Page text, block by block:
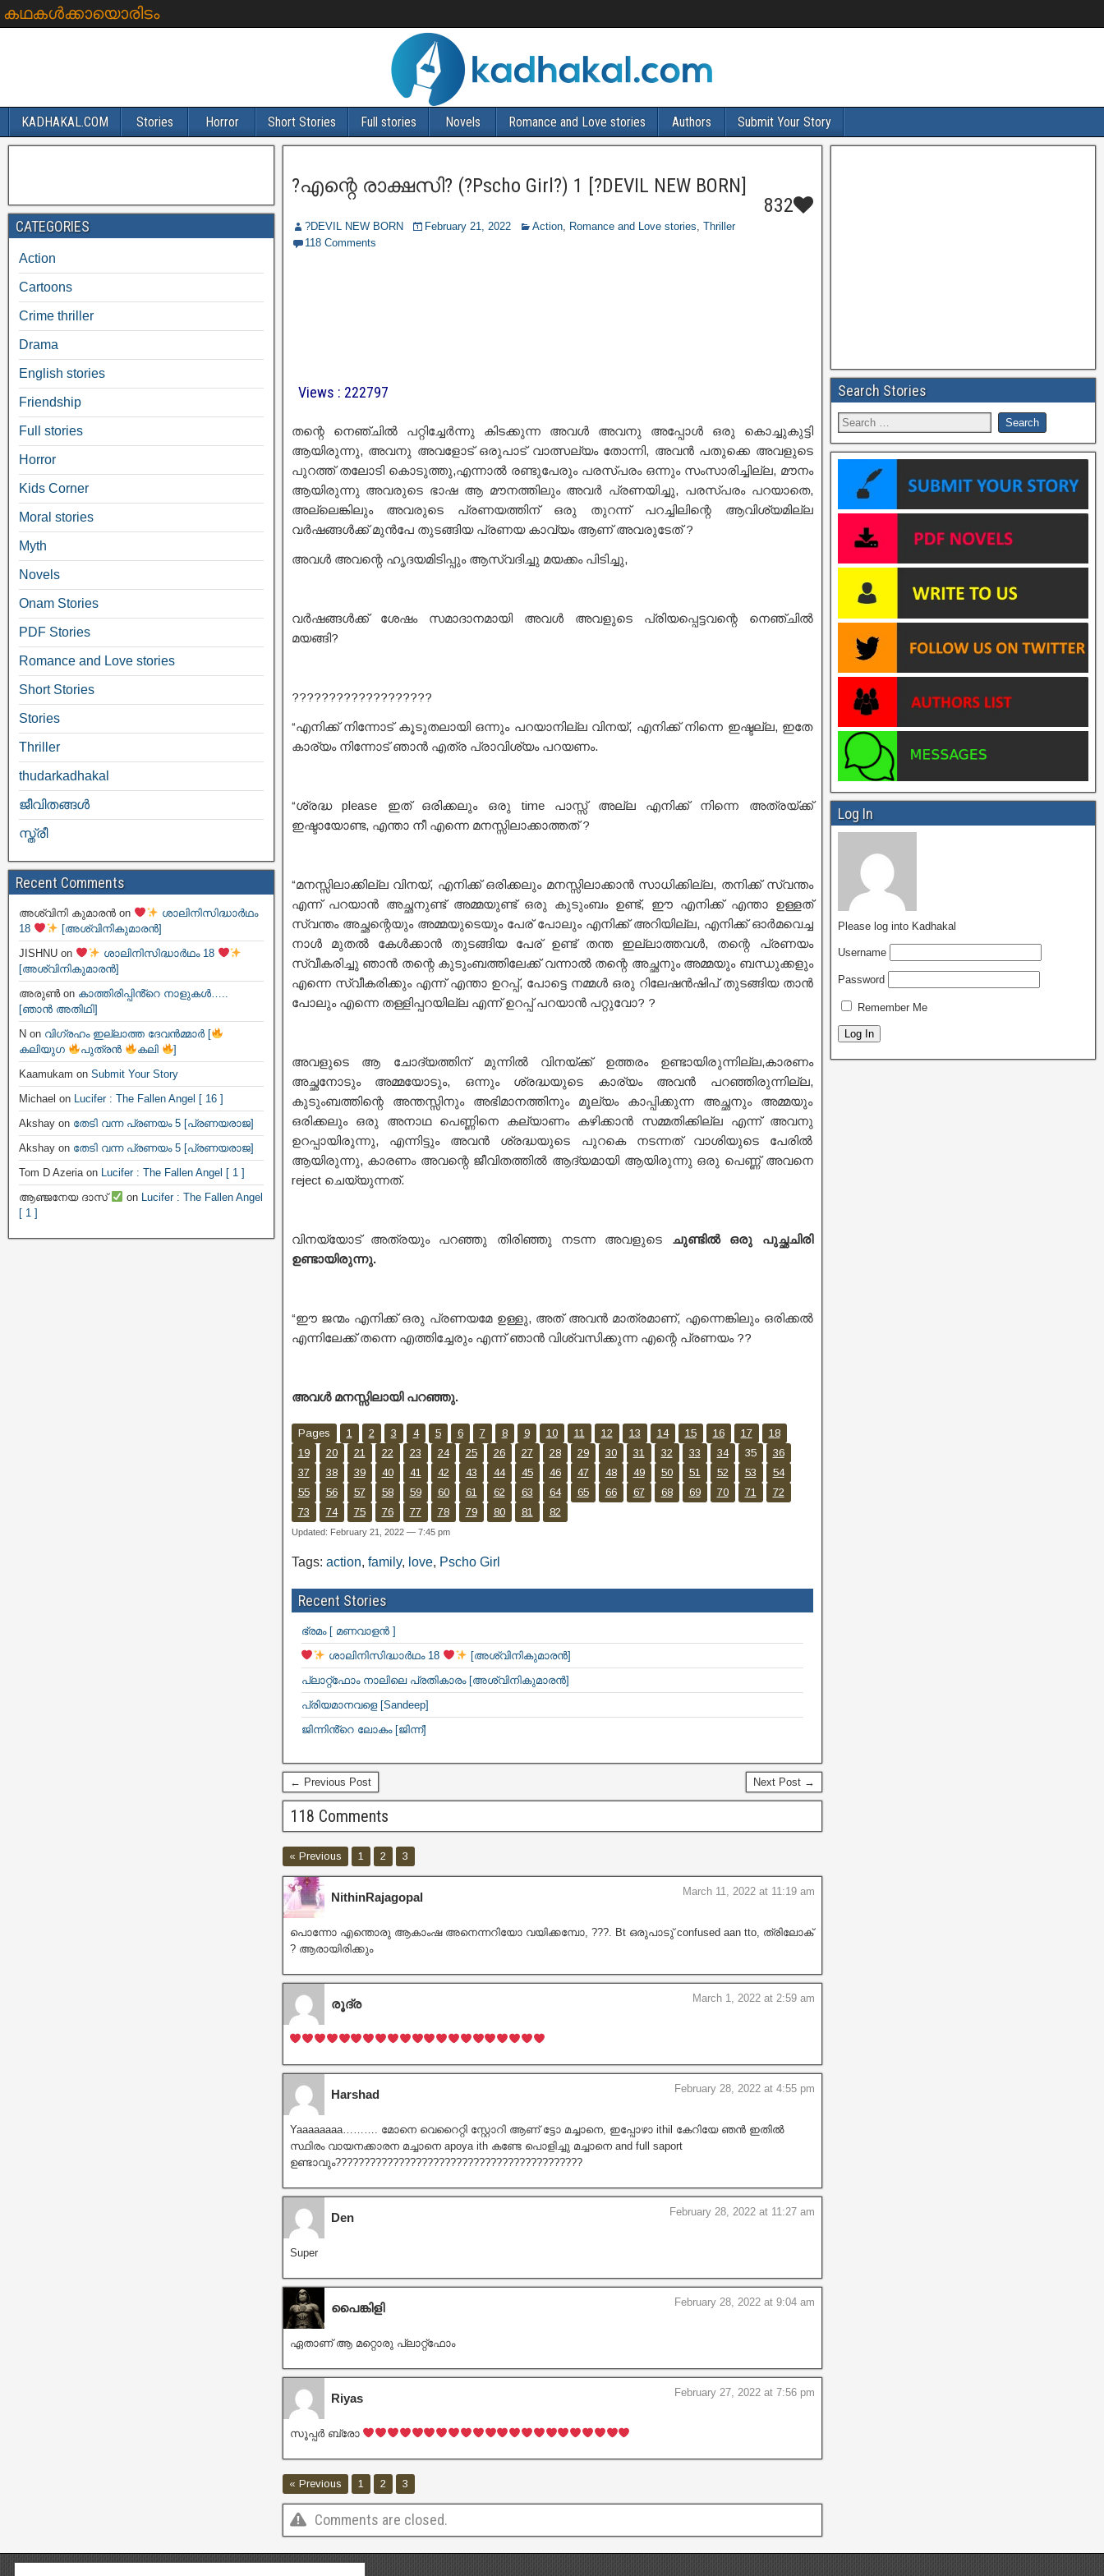
കഥകൾക്കായൊരിടം
KADHAKAL.COM Stories Horror Short Stories Full stories Novels Romance and Love stories Authors Submit Your Story
?എന്റെ രാക്ഷസി? (?Pscho Girl?) 1 [?DEVIL NEW BORN]
832
?DEVIL NEW BORN February 21, 2022 Action, Romance and Love stories, Thriller
118 Comments
Views : 222797
തന്റെ നെഞ്ചിൽ പറ്റിച്ചേർന്നു കിടക്കുന്ന അവൾ അവനു അപ്പോൾ ഒരു കൊച്ചുകുട്ടി
ആയിരുന്നു, അവനു അവളോട് ഒരുപാട് വാത്സല്യം തോന്നി, അവൻ പതുക്കെ അവളുടെ
പുറത്ത് തലോടി കൊടുത്തു,എന്നാൽ രണ്ടുപേരും പരസ്പരം ഒന്നും സംസാരിച്ചില്ല, മൗനം
ആയിരുന്നു അവരുടെ ഭാഷ ആ മൗനത്തിലും അവർ പ്രണയിച്ചു, പരസ്പരം പറയാതെ,
അല്ലെങ്കിലും അവരുടെ പ്രണയത്തിന് ഒരു തുറന്ന് പറച്ചിലിന്റെ ആവിശ്യമില്ല
വർഷങ്ങൾക്ക് മുൻപേ തുടങ്ങിയ പ്രണയ കാവ്യം ആണ് അവരുടേത് ?
അവൾ അവന്റെ ഹൃദയമിടിപ്പും ആസ്വദിച്ചു മയക്കം പിടിച്ചു,
വർഷങ്ങൾക്ക് ശേഷം സമാദാനമായി അവൾ അവളുടെ പ്രിയപ്പെട്ടവന്റെ നെഞ്ചിൽ
മയങ്ങി?
???????????????????
“എനിക്ക് നിന്നോട് കൂടുതലായി ഒന്നും പറയാനില്ല വിനയ്, എനിക്ക് നിന്നെ ഇഷ്ടല്ല, ഇതേ
കാര്യം നിന്നോട് ഞാൻ എത്ര പ്രാവിശ്യം പറയണം.
“ശ്രദ്ധ please ഇത് ഒരിക്കലും ഒരു time പാസ്സ് അല്ല എനിക്ക് നിന്നെ അത്രയ്ക്ക്
ഇഷ്ടായോണ്ട, എന്താ നീ എന്നെ മനസ്സിലാക്കാത്തത് ?
“മനസ്സിലാക്കില്ല വിനയ്, എനിക്ക് ഒരിക്കലും മനസ്സിലാക്കാൻ സാധിക്കില്ല, തനിക്ക് സ്വന്തം
എന്ന് പറയാൻ അച്ഛനുണ്ട് അമ്മയുണ്ട് ഒരു കുടുംബം ഉണ്ട്, ഈ എനിക്ക് എന്താ ഉള്ളത്
സ്വന്തം അച്ഛന്റെയും അമ്മയുടെയും പേര് പോലും എനിക്ക് അറിയില്ല, എനിക്ക് ഓർമവെച്ച
നാൾ മുതൽ കേൾക്കാൻ തുടങ്ങിയ പേര് ഉണ്ട് തന്ത ഇല്ലാത്തവൾ, തന്റെ പ്രണയം
സ്വീകരിച്ചു ഞാൻ തന്റെ കുടുംബത്തിലേക്ക് വന്നാൽ തന്റെ അച്ഛനും അമ്മയും ബന്ധുക്കളും
എന്നെ സ്വീകരിക്കും എന്ന് എന്താ ഉറപ്പ്, പോട്ടെ നമ്മൾ ഒരു റിലേഷൻഷിപ് തുടങ്ങിയ താൻ
പോലും എന്നെ തള്ളിപ്പറയില്ല എന്ന് ഉറപ്പ് പറയാൻ പറ്റുവോ? ?
അവളുടെ ആ ചോദ്യത്തിന് മുന്നിൽ വിനയ്ക്ക് ഉത്തരം ഉണ്ടായിരുന്നില്ല,കാരണം
അച്ഛനോടും അമ്മയോടും, ഒന്നും ശ്രദ്ധയുടെ കാര്യം അവൻ പറഞ്ഞിരുന്നില്ല,
കുടുംബത്തിന്റെ അന്തസ്സിനും അഭിമാനത്തിനും മൂല്യം കാപ്പിക്കുന്ന അച്ഛനും അമ്മയും
ഒരിക്കലും ഒരു അനാഥ പെണ്ണിനെ കല്യാണം കഴിക്കാൻ സമ്മതിക്കില്ല എന്ന് അവനു
ഉറപ്പായിരുന്നു, എന്നിട്ടും അവൻ ശ്രദ്ധയുടെ പുറകെ നടന്നത് വാശിയുടെ പേരിൽ
ആയിരുന്നു, കാരണം അവന്റെ ജീവിതത്തിൽ ആദ്യമായി ആയിരുന്നു ഒരു പെണ്ണ് അവനെ
reject ചെയ്യുന്നത്.
വിനയ്യോട് അത്രയും പറഞ്ഞു തിരിഞ്ഞു നടന്ന അവളുടെ ചുണ്ടിൽ ഒരു പുച്ഛചിരി
ഉണ്ടായിരുന്നു.
“ഈ ജന്മം എനിക്ക് ഒരു പ്രണയമേ ഉള്ളു, അത് അവൻ മാത്രമാണ്, എന്നെങ്കിലും ഒരിക്കൽ
എന്നിലേക്ക് തന്നെ എത്തിച്ചേരും എന്ന് ഞാൻ വിശ്വസിക്കുന്ന എന്റെ പ്രണയം ??
അവൾ മനസ്സിലായി പറഞ്ഞു.
Pages 1 2 3 4 5 6 7 8 9 10 11 12 13 14 15 16 17
18
19
20 21 22 23 24 25 26 27 28 29 30 31 32 33 34 35
36
37
38 39 40 41 42 43 44 45 46 47 48 49 50 51 52 53
54
55
56 57 58 59 60 61 62 63 64 65 66 67 68 69 70 71
72
73
74 75 76 77 78 79 80 81 82
Updated: February 21, 2022 — 7:45 pm
Tags: action, family, love, Pscho Girl
Recent Stories
ഭ്രമം [ മണവാളൻ ]
ശാലിനിസിദ്ധാർഥം 18
[അശ്വിനികുമാരൻ]
പ്ലാറ്റ്ഫോം നാലിലെ പ്രതികാരം [അശ്വിനികുമാരൻ]
പ്രിയമാനവളെ [Sandeep]
ജിന്നിൻ്റെ ലോകം [ജിന്ന്]
← Previous Post Next Post →
118 Comments
« Previous 1 2 3
NithinRajagopal March 11, 2022 at 11:19 am
പൊന്നോ എന്തൊരു ആകാംഷ അനെന്നറിയോ വയിക്കമ്പോ, ???. Bt ഒരുപാടു് confused aan tto, ത്രിലോക്
? ആരായിരിക്കും
രൂദ്ര March 1, 2022 at 2:59 am
Harshad February 28, 2022 at 4:55 pm
Yaaaaaaaa………. മോനെ വെറൈറ്റി സ്റ്റോറി ആണ് ട്ടോ മച്ചാനെ, ഇപ്പോഴാ ithil കേറിയേ ഞൻ ഇതിൽ
സ്ഥിരം വായനക്കാരന മച്ചാനെ apoya ith കണ്ടേ പൊളിച്ചു മച്ചാനെ and full saport
ഉണ്ടാവും???????????????????????????????????????????
Den February 28, 2022 at 11:27 am
Super
പൈങ്കിളി February 28, 2022 at 9:04 am
ഏതാണ് ആ മറ്റൊരു പ്ലാറ്റ്ഫോം
Riyas February 27, 2022 at 7:56 pm
സൂപ്പർ ബ്രോ
« Previous 1 2 3
Comments are closed.
CATEGORIES
Action
Cartoons
Crime thriller
Drama
English stories
Friendship
Full stories
Horror
Kids Corner
Moral stories
Myth
Novels
Onam Stories
PDF Stories
Romance and Love stories
Short Stories
Stories
Thriller
thudarkadhakal
ജീവിതങ്ങള്‍
സ്ത്രീ
Recent Comments
അശ്വിനി കുമാരൻ on
ശാലിനിസിദ്ധാർഥം
18
[അശ്വിനികുമാരൻ]
JISHNU on
ശാലിനിസിദ്ധാർഥം 18
[അശ്വിനികുമാരൻ]
അരുൺon കാത്തിരിപ്പിൻ്റെ നാളുകൾ…..
[ഞാൻ അതിഥി]
N on വിഗ്രഹം ഇല്ലാത്ത ദേവൻമ്മാർ [
കലിയുഗ
പുത്രൻ കലി
]
Kaamukam on Submit Your Story
Michael on Lucifer : The Fallen Angel [ 16 ]
Akshay on തേടി വന്ന പ്രണയം 5 [പ്രണയരാജ]
Akshay on തേടി വന്ന പ്രണയം 5 [പ്രണയരാജ]
Tom D Azeriaon Lucifer : The Fallen Angel [ 1 ]
ആഞ്ജനേയ ദാസ്
on Lucifer : The Fallen Angel
[ 1 ]
Search Stories
Log In
Please log into Kadhakal
Username
Password
Remember Me